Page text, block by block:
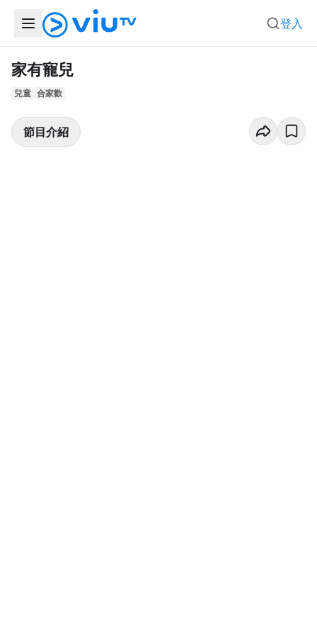
登入
家有寵兒
兒童 合家歡
節目介紹